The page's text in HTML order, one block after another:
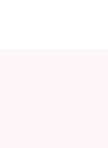
no credit card